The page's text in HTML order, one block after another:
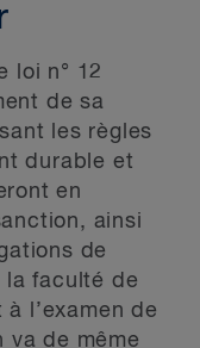
loi n° 12
de sa
les règles
durable et
en
ainsi
de
la faculté de
l’examen de
va de même